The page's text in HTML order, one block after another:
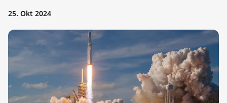
25. Okt 2024